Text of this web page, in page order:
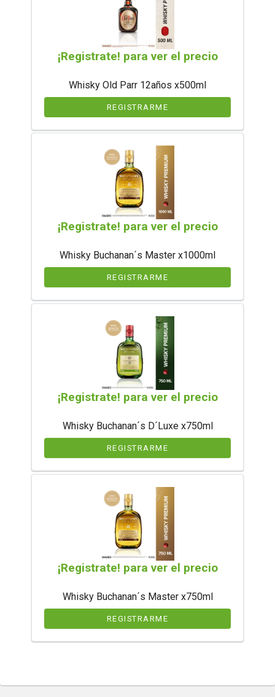
¡Registrate! para ver el precio
Whisky Old Parr 12años x500ml
REGISTRARME
¡Registrate! para ver el precio
Whisky Buchanan´s Master x1000ml
REGISTRARME
¡Registrate! para ver el precio
Whisky Buchanan´s D´Luxe x750ml
REGISTRARME
¡Registrate! para ver el precio
Whisky Buchanan´s Master x750ml
REGISTRARME